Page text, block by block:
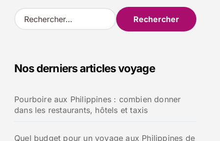
R
e
r
e
r
Nos derniers articles voyage
Pourboire aux Philippines : combien donner
dans les restaurants, hôtels et taxis
Quel budget pour un voyage aux Philippines de